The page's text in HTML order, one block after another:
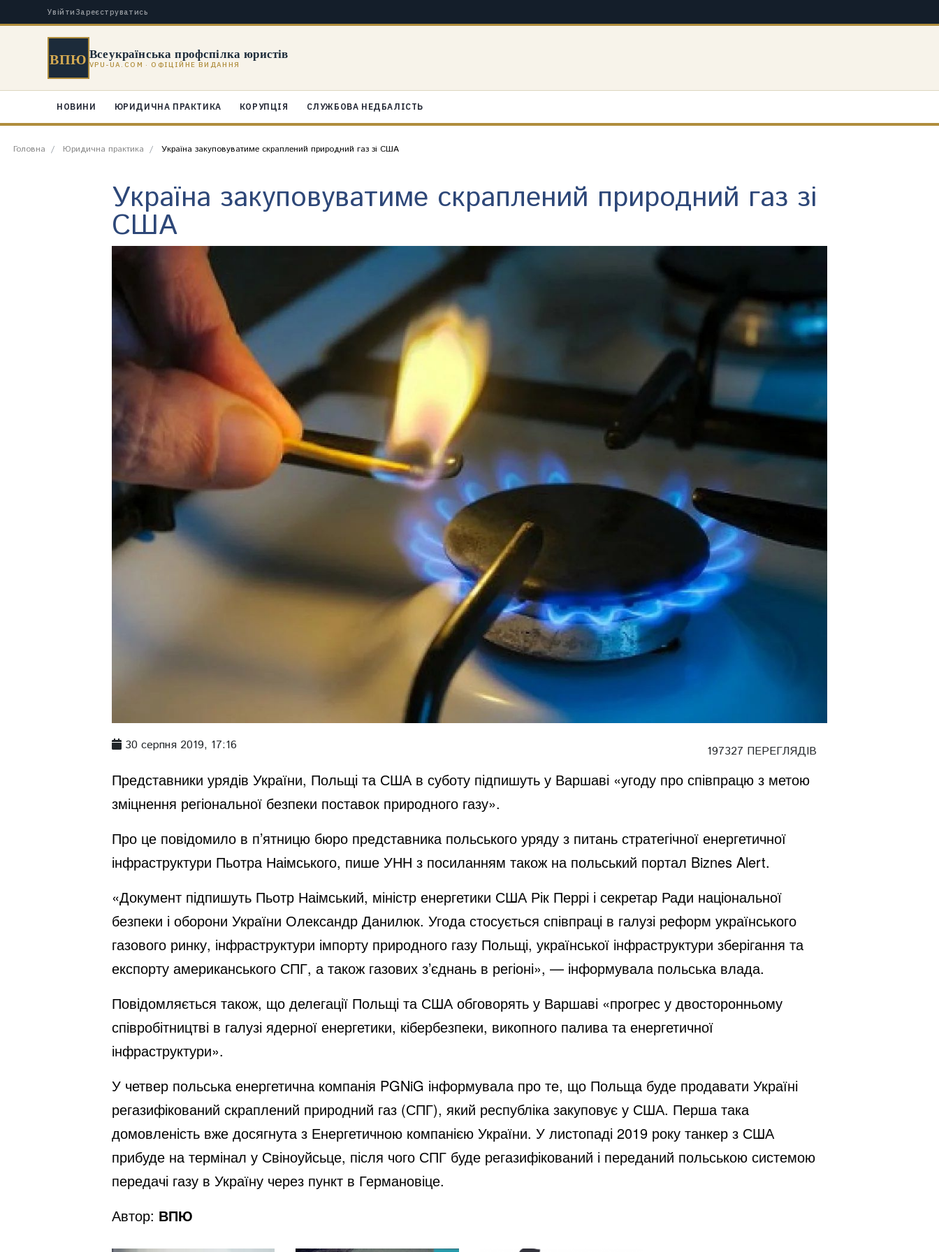
Увійти Зареєструватись
ВПЮ Всеукраїнська профспілка юристів
VPU-UA.COM · ОФІЦІЙНЕ ВИДАННЯ
НОВИНИ ЮРИДИЧНА ПРАКТИКА КОРУПЦІЯ СЛУЖБОВА НЕДБАЛІСТЬ
Головна Юридична практика Україна закуповуватиме скраплений природний газ зі США
Україна закуповуватиме скраплений природний газ зі
США
30 серпня 2019, 17:16 197327 ПЕРЕГЛЯДІВ
Представники урядів України, Польщі та США в суботу підпишуть у Варшаві «угоду про співпрацю з метою
зміцнення регіональної безпеки поставок природного газу».
Про це повідомило в п’ятницю бюро представника польського уряду з питань стратегічної енергетичної
інфраструктури Пьотра Наімського, пише УНН з посиланням також на польський портал Biznes Alert.
«Документ підпишуть Пьотр Наімський, міністр енергетики США Рік Перрі і секретар Ради національної
безпеки і оборони України Олександр Данилюк. Угода стосується співпраці в галузі реформ українського
газового ринку, інфраструктури імпорту природного газу Польщі, української інфраструктури зберігання та
експорту американського СПГ, а також газових з’єднань в регіоні», — інформувала польська влада.
Повідомляється також, що делегації Польщі та США обговорять у Варшаві «прогрес у двосторонньому
співробітництві в галузі ядерної енергетики, кібербезпеки, викопного палива та енергетичної
інфраструктури».
У четвер польська енергетична компанія PGNiG інформувала про те, що Польща буде продавати Україні
регазифікований скраплений природний газ (СПГ), який республіка закуповує у США. Перша така
домовленість вже досягнута з Енергетичною компанією України. У листопаді 2019 року танкер з США
прибуде на термінал у Свіноуйсьце, після чого СПГ буде регазифікований і переданий польською системою
передачі газу в Україну через пункт в Германовіце.
Автор: ВПЮ